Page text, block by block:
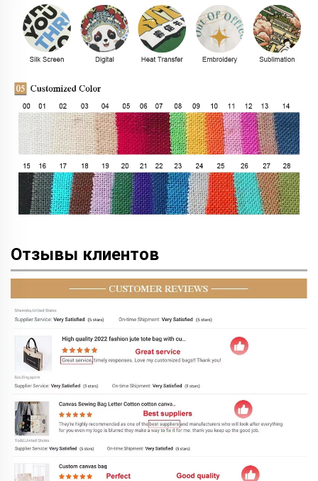
Отзывы клиентов